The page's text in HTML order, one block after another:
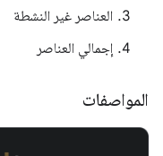
العناصر غير النشطة
إجمالي العناصر
المواصفات